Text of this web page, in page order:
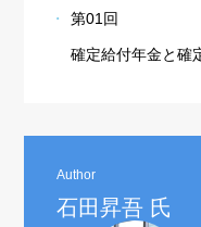
第01回
確定給付年金と確
Author
石田昇吾 氏